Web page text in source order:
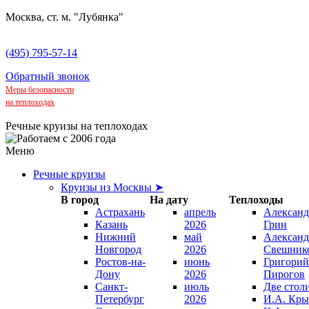
Москва, ст. м. "Лубянка"
(495) 795-57-14
Обратный звонок
Меры безопасности
на теплоходах
Речные круизы на теплоходах
Меню
Речные круизы
Круизы из Москвы ➤
В город
На дату
Теплоходы
Астрахань
Казань
Нижний
Новгород
Ростов-на-
Дону
Санкт-
Петербург
апрель
2026
май
2026
июнь
2026
июль
2026
Грин
Григорий
Пирогов
Две
И.А.